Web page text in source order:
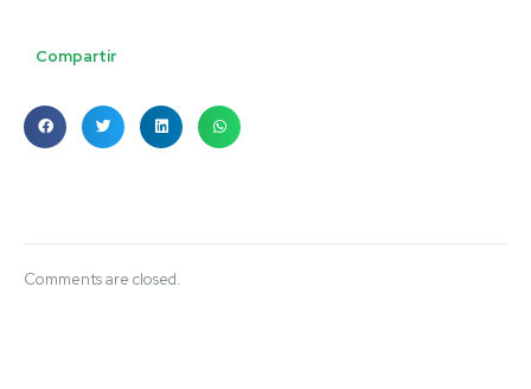
Compartir
Comments are closed.